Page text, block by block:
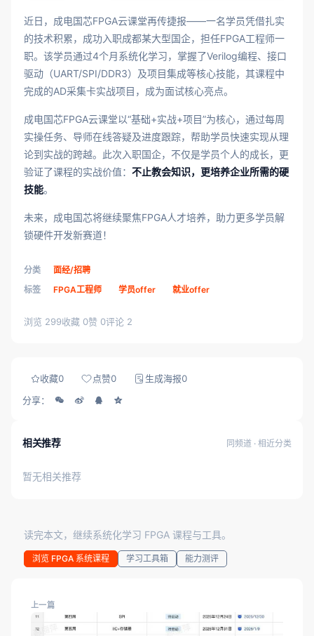
近日，成电国芯FPGA云课堂再传捷报——一名学员凭借扎实
的技术积累，成功入职成都某大型国企，担任FPGA工程师一
职。该学员通过4个月系统化学习，掌握了Verilog编程、接口
驱动（UART/SPI/DDR3）及项目集成等核心技能，其课程中
完成的AD采集卡实战项目，成为面试核心亮点。
成电国芯FPGA云课堂以“基础+实战+项目”为核心，通过每周
实操任务、导师在线答疑及进度跟踪，帮助学员快速实现从理
论到实战的跨越。此次入职国企，不仅是学员个人的成长，更
验证了课程的实战价值： 不止教会知识，更培养企业所需的硬
技能。
未来，成电国芯将继续聚焦FPGA人才培养，助力更多学员解
锁硬件开发新赛道！
分类
面经/招聘
标签
FPGA工程师 学员offer 就业offer
浏览 299收藏 0赞 0评论 2
收藏0 点赞0 生成海报0
分享：
相关推荐 同频道 · 相近分类
暂无相关推荐
读完本文，继续系统化学习 FPGA 课程与工具。
浏览 FPGA 系统课程 学习工具箱 能力测评
上一篇